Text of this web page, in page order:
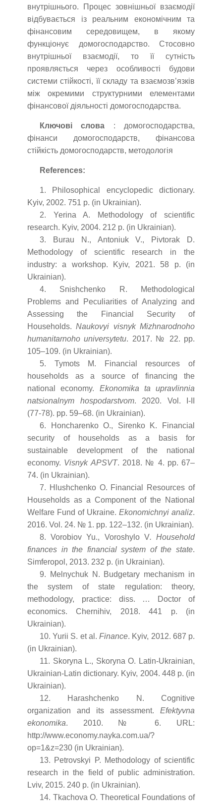
внутрішнього. Процес зовнішньої взаємодії
відбувається із реальним економічним та
фінансовим середовищем, в якому
функціонує домогосподарство. Стосовно
внутрішньої взаємодії, то її сутність
проявляється через особливості будови
системи стійкості, її складу та взаємозв’язків
між окремими структурними елементами
фінансової діяльності домогосподарства.
Ключові слова : домогосподарства,
фінанси домогосподарств, фінансова
стійкість домогосподарств, методологія
References:
1. Philosophical encyclopedic dictionary.
Kyiv, 2002. 751 p. (in Ukrainian).
2. Yerina A. Methodology of scientific
research. Kyiv, 2004. 212 p. (in Ukrainian).
3. Burau N., Antoniuk V., Pivtorak D.
Methodology of scientific research in the
industry: a workshop. Kyiv, 2021. 58 p. (in
Ukrainian).
4. Snishchenko R. Methodological
Problems and Peculiarities of Analyzing and
Assessing the Financial Security of
Households.Naukovyi visnyk Mizhnarodnoho
humanitarnoho universytetu. 2017. № 22. pp.
105–109. (in Ukrainian).
5. Tymots M. Financial resources of
households as a source of financing the
national economy. Ekonomika ta upravlinnia
natsionalnym hospodarstvom. 2020. Vol. I-II
(77-78). pp. 59–68. (in Ukrainian).
6. Honcharenko O., Sirenko K. Financial
security of households as a basis for
sustainable development of the national
economy. Visnyk APSVT. 2018. № 4. pp. 67–
74. (in Ukrainian).
7. Hlushchenko O. Financial Resources of
Households as a Component of the National
Welfare Fund of Ukraine. Ekonomichnyi analiz.
2016. Vol. 24. № 1. pp. 122–132. (in Ukrainian).
8. Vorobiov Yu., Voroshylo V. Household
finances in the financial system of the state.
Simferopol, 2013. 232 p. (in Ukrainian).
9. Melnychuk N. Budgetary mechanism in
the system of state regulation: theory,
methodology, practice: diss. … Doctor of
economics. Chernihiv, 2018. 441 p. (in
Ukrainian).
10. Yurii S. et al.Finance. Kyiv, 2012. 687 p.
(in Ukrainian).
11. Skoryna L., Skoryna O. Latin-Ukrainian,
Ukrainian-Latin dictionary. Kyiv, 2004. 448 p. (in
Ukrainian).
12. Harashchenko N. Cognitive
organization and its assessment. Efektyvna
ekonomika. 2010. № 6. URL:
http://www.economy.nayka.com.ua/?
op=1&z=230 (in Ukrainian).
13. Petrovskyi P. Methodology of scientific
research in the field of public administration.
Lviv, 2015. 240 p. (in Ukrainian).
14. Tkachova O. Theoretical Foundations of